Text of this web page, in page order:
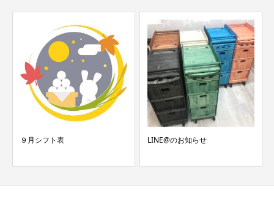
９月シフト表 LINE@のお知らせ